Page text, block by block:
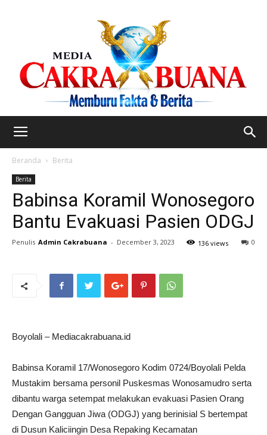
Beranda Berita
Berita
Babinsa Koramil Wonosegoro
Bantu Evakuasi Pasien ODGJ
Penulis Admin Cakrabuana - December 3, 2023 0
136 views
Boyolali – Mediacakrabuana.id
Babinsa Koramil 17/Wonosegoro Kodim 0724/Boyolali Pelda
Mustakim bersama personil Puskesmas Wonosamudro serta
dibantu warga setempat melakukan evakuasi Pasien Orang
Dengan Gangguan Jiwa (ODGJ) yang berinisial S bertempat
di Dusun Kaliciingin Desa Repaking Kecamatan